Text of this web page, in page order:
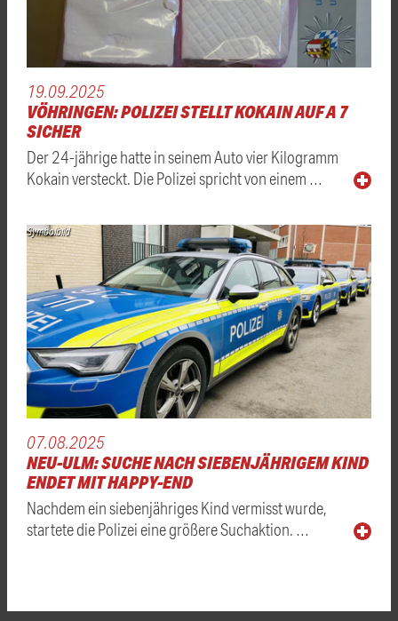
19.09.2025
VÖHRINGEN: POLIZEI STELLT KOKAIN AUF A 7
SICHER
Der 24-jährige hatte in seinem Auto vier Kilogramm
Kokain versteckt. Die Polizei spricht von einem …
Symbolbild
07.08.2025
NEU-ULM: SUCHE NACH SIEBENJÄHRIGEM KIND
ENDET MIT HAPPY-END
Nachdem ein siebenjähriges Kind vermisst wurde,
startete die Polizei eine größere Suchaktion. …